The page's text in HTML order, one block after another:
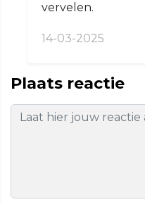
vervelen.
14-03-2025
Plaats reactie